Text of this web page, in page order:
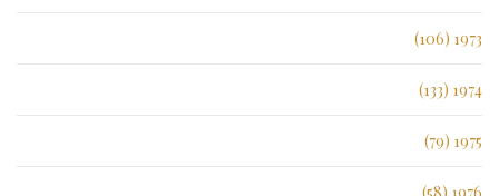
1973 (106)
1974 (133)
1975 (79)